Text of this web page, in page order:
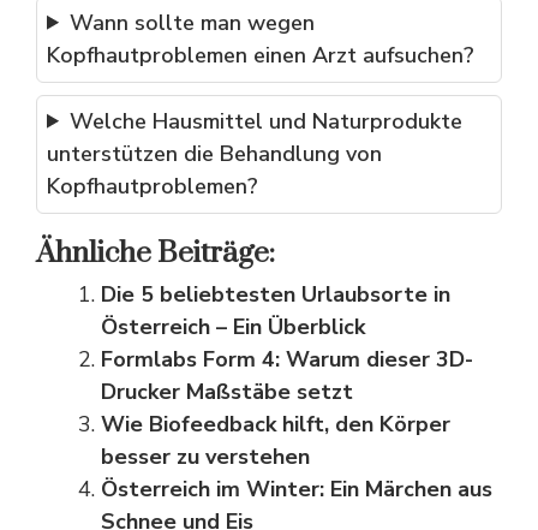
Wann sollte man wegen
Kopfhautproblemen einen Arzt aufsuchen?
Welche Hausmittel und Naturprodukte
unterstützen die Behandlung von
Kopfhautproblemen?
Ähnliche Beiträge:
Die 5 beliebtesten Urlaubsorte in
Österreich – Ein Überblick
Formlabs Form 4: Warum dieser 3D-
Drucker Maßstäbe setzt
Wie Biofeedback hilft, den Körper
besser zu verstehen
Österreich im Winter: Ein Märchen aus
Schnee und Eis